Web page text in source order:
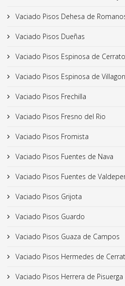
Vaciado Pisos Dehesa de
Vaciado Pisos Dueñas
Vaciado Pisos Espinosa de Cerrato
Vaciado Pisos Espinosa de
Vaciado Pisos Frechilla
Vaciado Pisos Fresno del Rio
Vaciado Pisos Fromista
Vaciado Pisos Fuentes de Nava
Vaciado Pisos Fuentes de
Vaciado Pisos Grijota
Vaciado Pisos Guardo
Vaciado Pisos Guaza de Campos
Vaciado Pisos Hermedes de
Vaciado Pisos Herrera de Pisuerga